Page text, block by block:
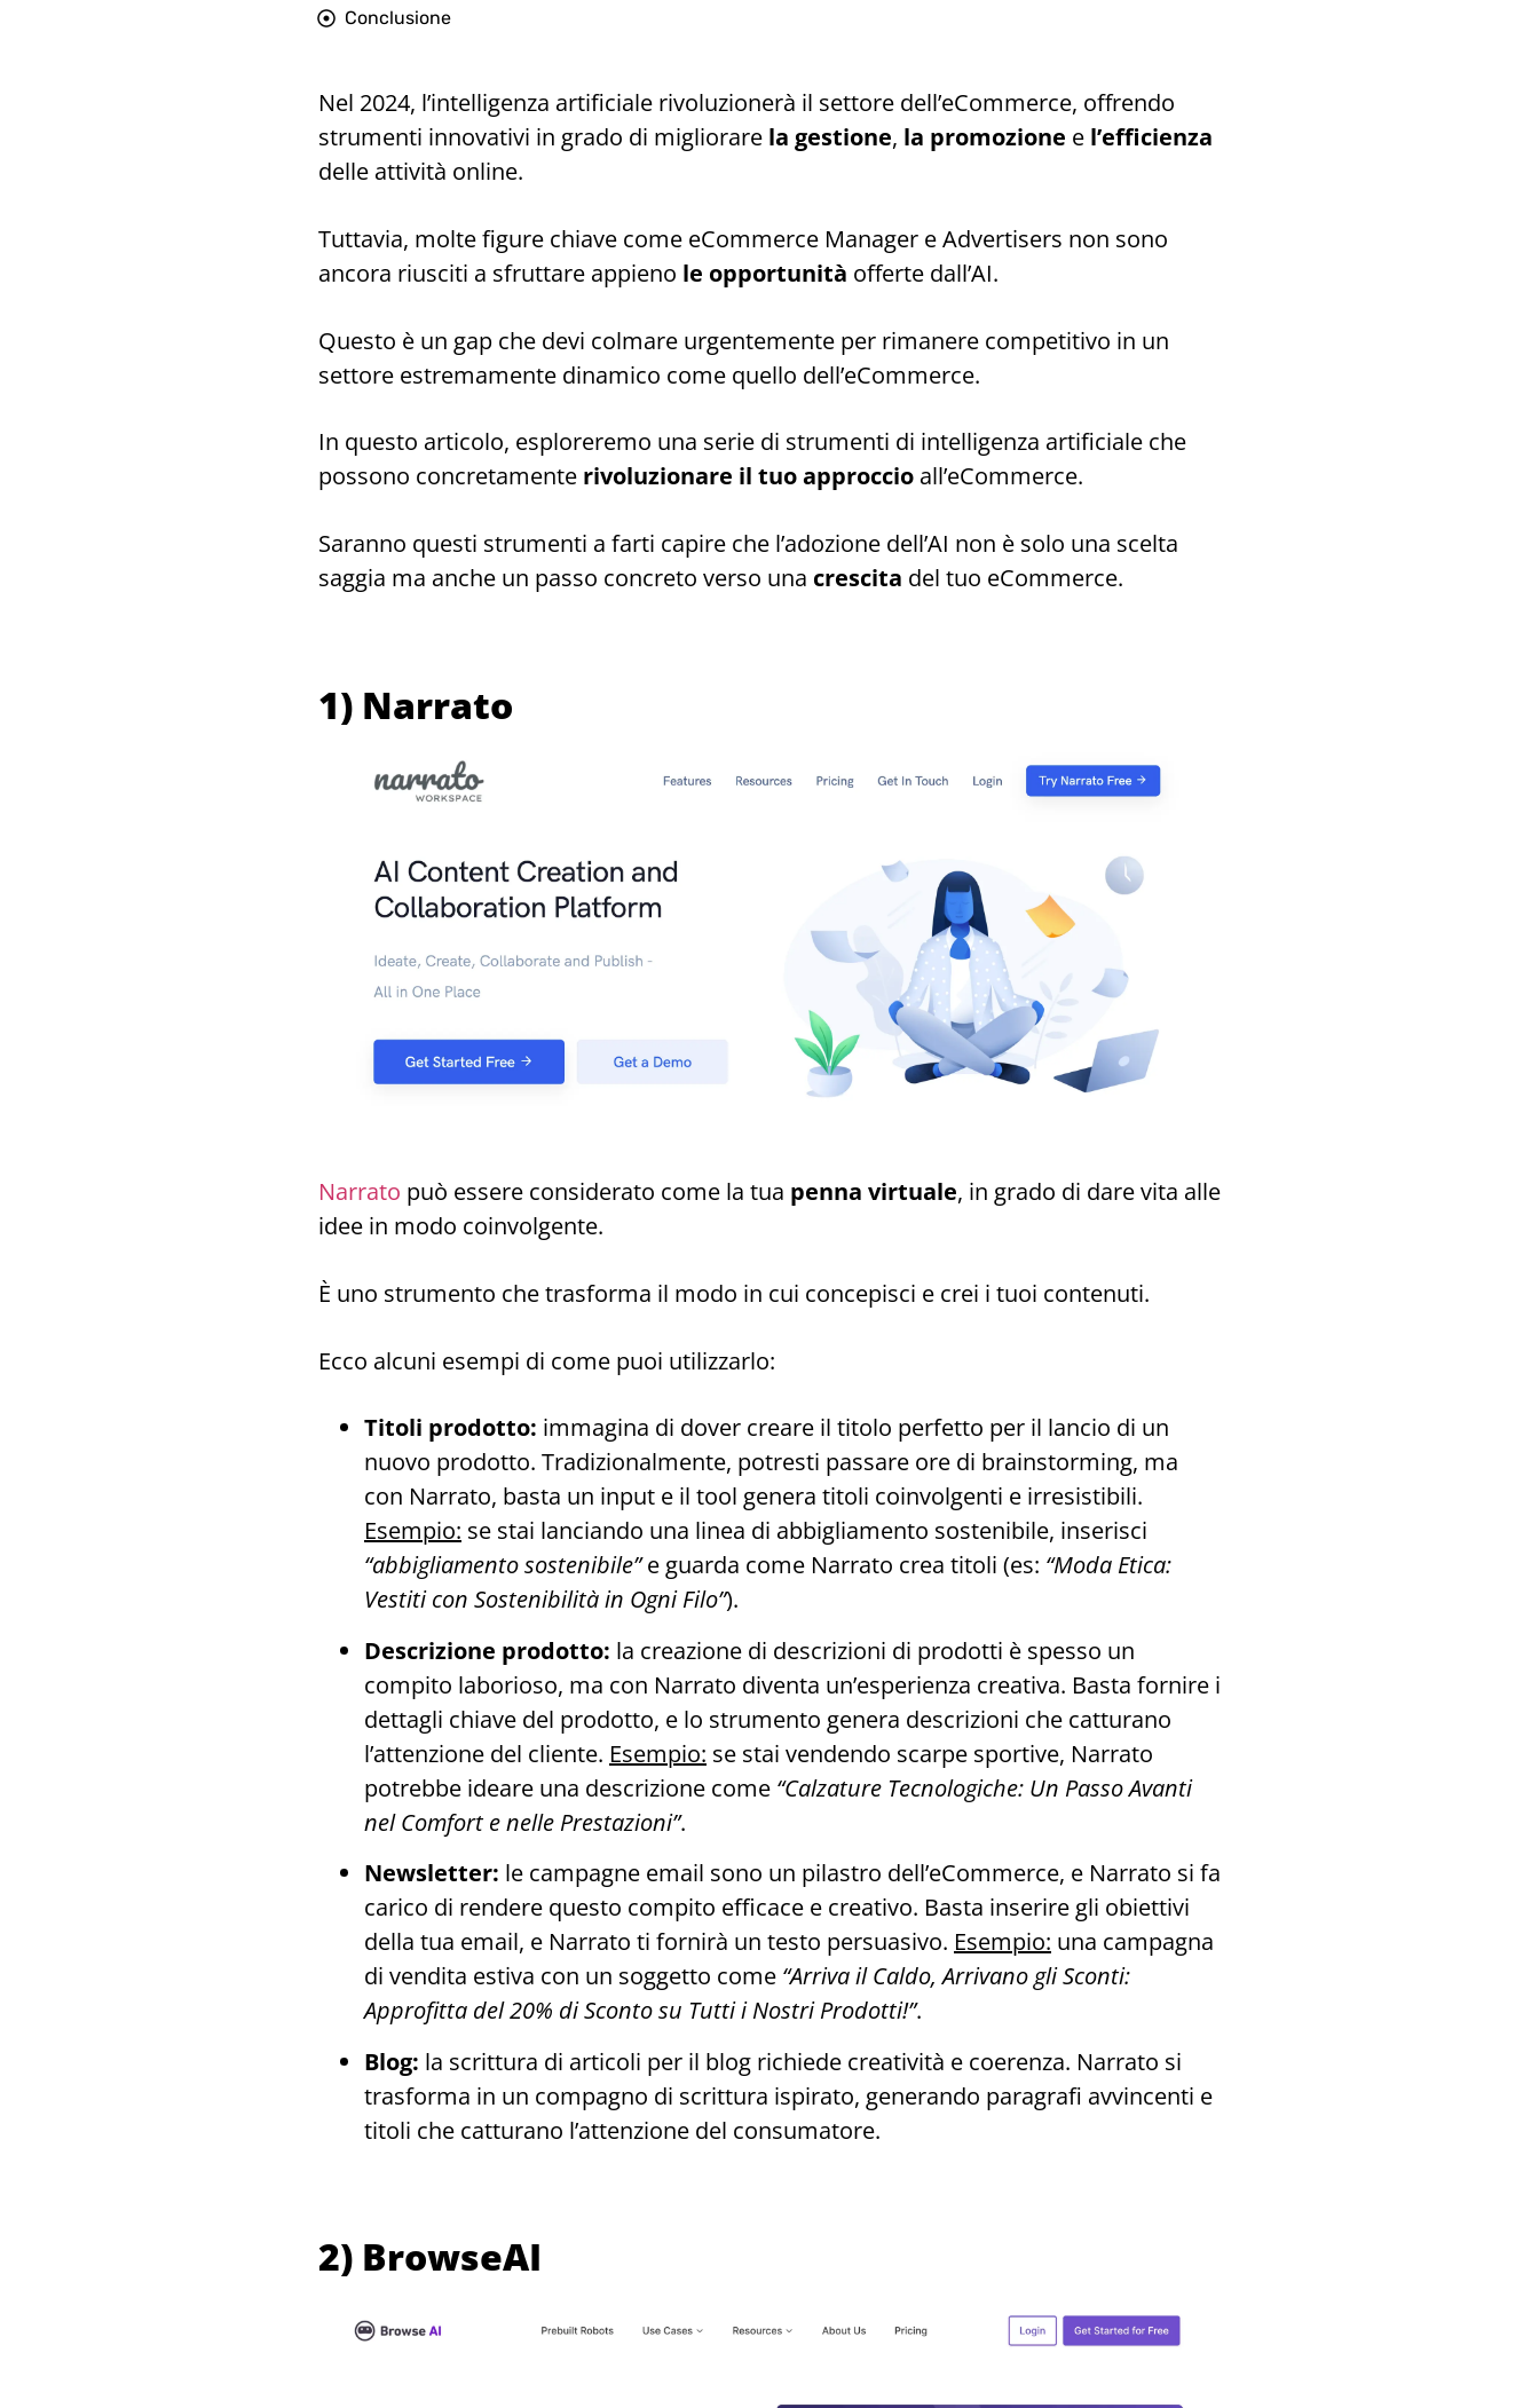
Conclusione
Nel 2024, l’intelligenza artificiale rivoluzionerà il settore dell’eCommerce, offrendo
strumenti innovativi in grado di migliorare la gestione, la promozione e l’efficienza
delle attività online.
Tuttavia, molte figure chiave come eCommerce Manager e Advertisers non sono
ancora riusciti a sfruttare appieno le opportunità offerte dall’AI.
Questo è un gap che devi colmare urgentemente per rimanere competitivo in un
settore estremamente dinamico come quello dell’eCommerce.
In questo articolo, esploreremo una serie di strumenti di intelligenza artificiale che
possono concretamente rivoluzionare il tuo approccio all’eCommerce.
Saranno questi strumenti a farti capire che l’adozione dell’AI non è solo una scelta
saggia ma anche un passo concreto verso una crescita del tuo eCommerce.
1) Narrato
Narrato può essere considerato come la tua penna virtuale, in grado di dare vita alle
idee in modo coinvolgente.
È uno strumento che trasforma il modo in cui concepisci e crei i tuoi contenuti.
Ecco alcuni esempi di come puoi utilizzarlo:
Titoli prodotto: immagina di dover creare il titolo perfetto per il lancio di un
nuovo prodotto. Tradizionalmente, potresti passare ore di brainstorming, ma
con Narrato, basta un input e il tool genera titoli coinvolgenti e irresistibili.
Esempio: se stai lanciando una linea di abbigliamento sostenibile, inserisci
“abbigliamento sostenibile”e guarda come Narrato crea titoli (es: “Moda Etica:
Vestiti con Sostenibilità in Ogni Filo”).
Descrizione prodotto: la creazione di descrizioni di prodotti è spesso un
compito laborioso, ma con Narrato diventa un’esperienza creativa. Basta fornire i
dettagli chiave del prodotto, e lo strumento genera descrizioni che catturano
l’attenzione del cliente. Esempio: se stai vendendo scarpe sportive, Narrato
potrebbe ideare una descrizione come “Calzature Tecnologiche: Un Passo Avanti
nel Comfort e nelle Prestazioni”.
Newsletter: le campagne email sono un pilastro dell’eCommerce, e Narrato si fa
carico di rendere questo compito efficace e creativo. Basta inserire gli obiettivi
della tua email, e Narrato ti fornirà un testo persuasivo. Esempio: una campagna
di vendita estiva con un soggetto come “Arriva il Caldo, Arrivano gli Sconti:
Approfitta del 20% di Sconto su Tutti i Nostri Prodotti!”.
Blog: la scrittura di articoli per il blog richiede creatività e coerenza. Narrato si
trasforma in un compagno di scrittura ispirato, generando paragrafi avvincenti e
titoli che catturano l’attenzione del consumatore.
2) BrowseAI